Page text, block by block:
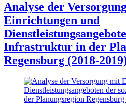
Analyse der
Einrichtungen und
Infrastruktur in der
Regensburg (2018-2019)